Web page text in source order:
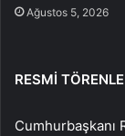
Ağustos 5, 2026
RESMİ
Cumhurbaşkanı